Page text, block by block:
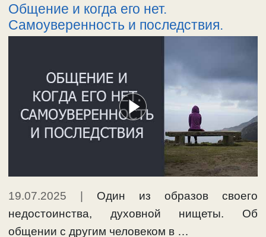
Общение и когда его нет.
Самоуверенность и последствия.
19.07.2025
Один из образов своего
недостоинства, духовной нищеты. Об
общении с другим человеком в …